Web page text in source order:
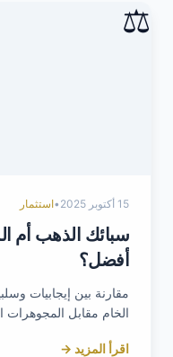
⚖️
15 أكتوبر 2025 •استثمار
سبائك الذهب أم
أفضل؟
مقارنة بين إيجابيات
الخام مقابل المجوهرات
اقرأ المزيد →